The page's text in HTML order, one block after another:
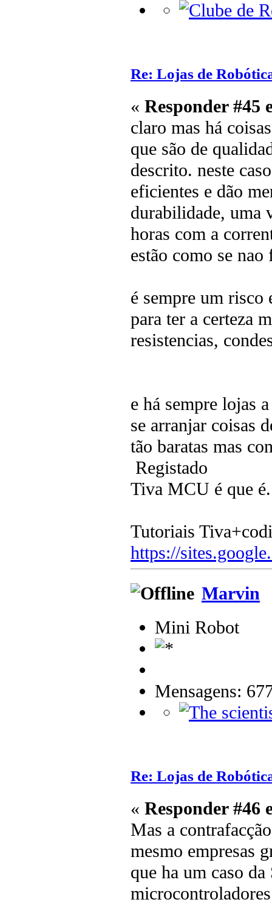
Re: Lojas de
« Responder #45
claro mas há
que são de
descrito. neste
eficientes e dão
durabilidade, uma
horas com a
estão como se nao
é sempre um risco
para ter a certeza
resistencias,
e há sempre lojas
se arranjar coisas
tão baratas mas
Registado
Tiva MCU é que é.
Tutoriais
https://
Marvin
Mini Robot
Mensagens:
Re: Lojas de
« Responder #46
Mas a
mesmo empresas
que ha um caso